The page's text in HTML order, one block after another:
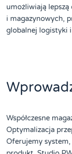
umożliwiają
i magazynowych,
globalnej logistyki
Współczesne
Optymalizacja
Oferujemy